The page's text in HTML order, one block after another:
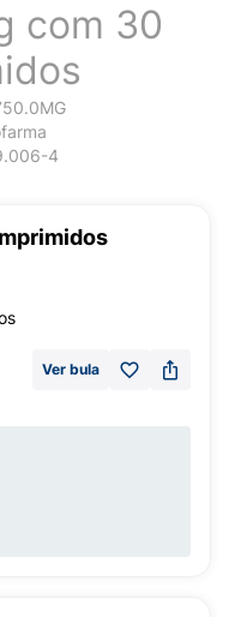
com 30
4
Ver bula